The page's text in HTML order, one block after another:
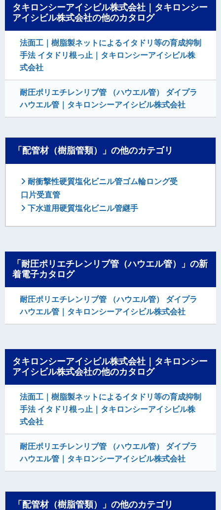
タキロンシーアイシビル株式会社｜タキロンシー
アイシビル株式会社の他のカタログ
法面工｜樹脂製ネットによるイタドリ等の育成抑制
手法 イタドリ根っ止｜タキロンシーアイシビル株
式会社
耐圧ポリエチレンリブ管 （ハウエル管） ダイプラ
ハウエル管｜タキロンシーアイシビル株式会社
「配管材（樹脂管類）」の他のカテゴリ
耐衝撃性硬質塩化ビニル管ゴム輪ロング受
口片受直管
下水道用硬質塩化ビニル管継手
「耐圧ポリエチレンリブ管（ハウエル管）」の新
着電子カタログ
耐圧ポリエチレンリブ管 （ハウエル管） ダイプラ
ハウエル管｜タキロンシーアイシビル株式会社
タキロンシーアイシビル株式会社｜タキロンシー
アイシビル株式会社の他のカタログ
法面工｜樹脂製ネットによるイタドリ等の育成抑制
手法 イタドリ根っ止｜タキロンシーアイシビル株
式会社
耐圧ポリエチレンリブ管 （ハウエル管） ダイプラ
ハウエル管｜タキロンシーアイシビル株式会社
「配管材（樹脂管類）」の他のカテゴリ